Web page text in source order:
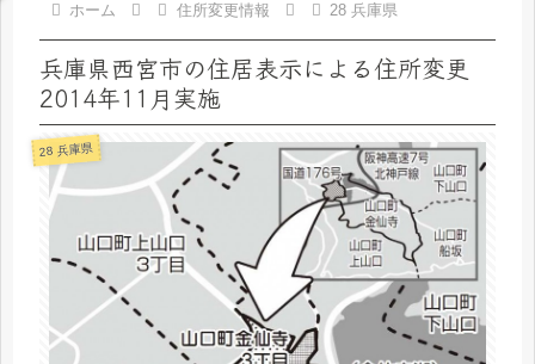
ホーム 住所変更情報 28 兵庫県
兵庫県西宮市の住居表示による住所変更
2014年11月実施
28 兵庫県